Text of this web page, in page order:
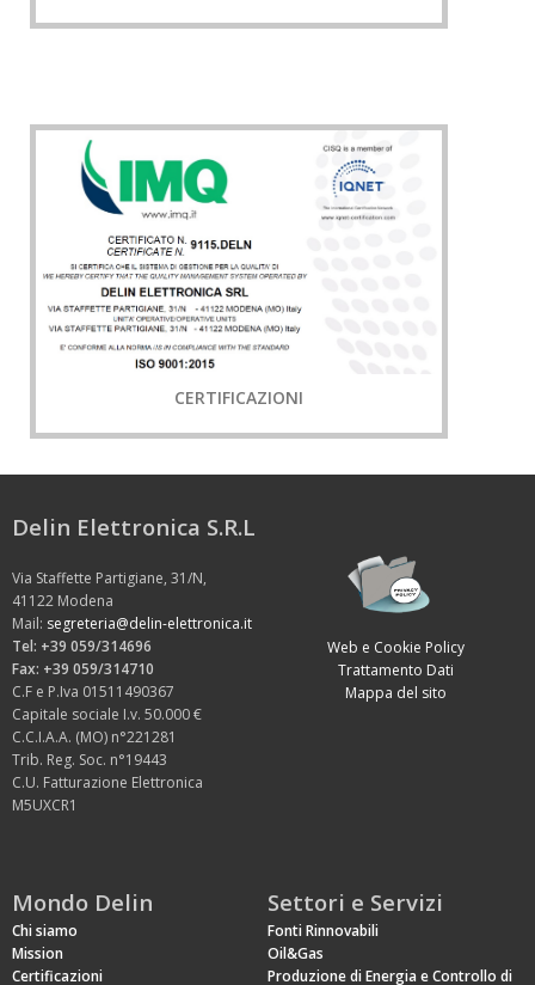
CERTIFICAZIONI
Delin Elettronica S.R.L
Via Staffette Partigiane, 31/N,
41122 Modena
Mail: segreteria@delin-elettronica.it
Tel: +39 059/314696
Fax: +39 059/314710
C.F e P.Iva 01511490367
Capitale sociale I.v. 50.000 €
C.C.I.A.A. (MO) n°221281
Trib. Reg. Soc. n°19443
C.U. Fatturazione Elettronica
M5UXCR1
Web e Cookie Policy
Trattamento Dati
Mappa del sito
Mondo Delin
Chi siamo
Mission
Certificazioni
Settori e Servizi
Fonti Rinnovabili
Oil&Gas
Produzione di Energia e Controllo di